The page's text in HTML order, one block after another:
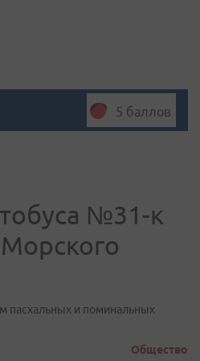
5 баллов
№31-к
пасхальных и поминальных
Общество